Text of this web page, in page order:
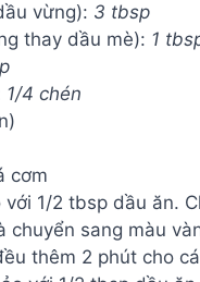
vừng): 3 tbsp
thay dầu mè): 1
1/4 chén
cơm
với 1/2 tbsp dầu ăn.
chuyển sang màu
thêm 2 phút cho